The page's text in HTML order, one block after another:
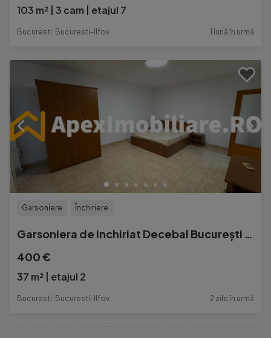
103 m² 3 cam etajul 7
Bucuresti, Bucuresti-Ilfov 1 lună în urmă
Garsoniere Închiriere
Garsoniera de inchiriat Decebal București | ApexImobiliare.
400 €
37 m² etajul 2
Bucuresti, Bucuresti-Ilfov 2 zile în urmă